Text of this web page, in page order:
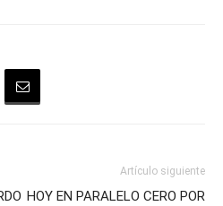
Artículo siguiente
HOY EN PARALELO CERO POR